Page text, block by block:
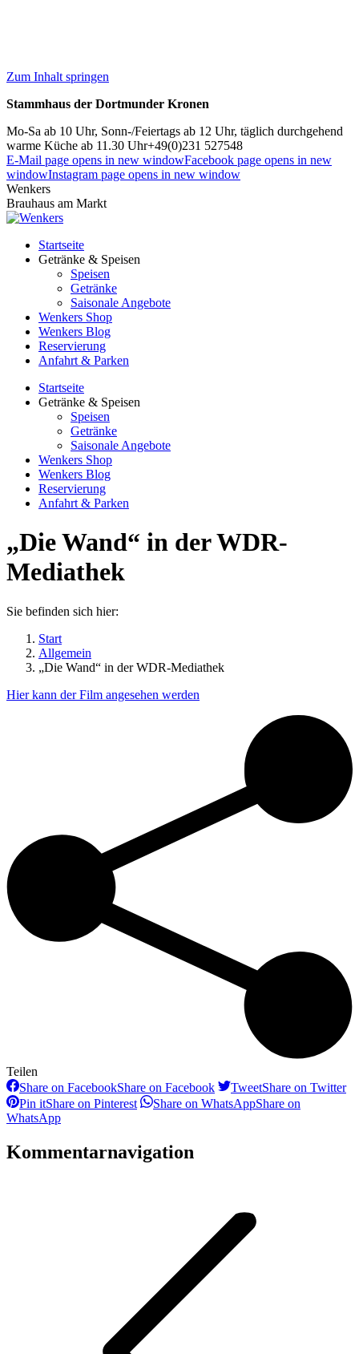
Zum Inhalt springen
Stammhaus der Dortmunder Kronen
Mo-Sa ab 10 Uhr, Sonn-/Feiertags ab 12 Uhr, täglich durchgehend
warme Küche ab 11.30 Uhr+49(0)231 527548
E-Mail page opens in new windowFacebook page opens in new
windowInstagram page opens in new window
Wenkers
Brauhaus am Markt
Startseite
Getränke & Speisen
Speisen
Getränke
Saisonale Angebote
Wenkers Shop
Wenkers Blog
Reservierung
Anfahrt & Parken
Startseite
Getränke & Speisen
Speisen
Getränke
Saisonale Angebote
Wenkers Shop
Wenkers Blog
Reservierung
Anfahrt & Parken
„Die Wand“ in der WDR-
Mediathek
Sie befinden sich hier:
Start
Allgemein
„Die Wand“ in der WDR-Mediathek
Hier kann der Film angesehen werden
Teilen
Share on FacebookShare on Facebook TweetShare on Twitter
Pin itShare on Pinterest Share on WhatsAppShare on
WhatsApp
Kommentarnavigation